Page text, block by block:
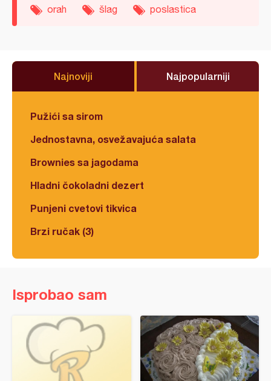
orah šlag poslastica
Najnoviji Najpopularniji
Pužići sa sirom
Jednostavna, osvežavajuća salata
Brownies sa jagodama
Hladni čokoladni dezert
Punjeni cvetovi tikvica
Brzi ručak (3)
Isprobao sam